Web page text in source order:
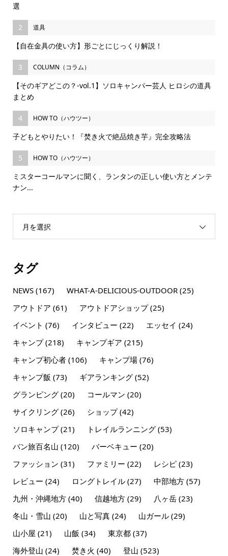
選
2 道具
【自在金具の使い方】形ごとにじっくり解説！
3 COLUMN（コラム）
【そのギアどこの？-vol.1】ソロキャンパー芸人 ヒロシの道具
まとめ
4 HOW TO（ハウツー）
子どもとやりたい！『焚き火で絶品焼き芋』完全攻略法
5 HOW TO（ハウツー）
ミスターコールマンに聞く、ランタンの正しい使い方とメンテ
ナン...
月を選択
タグ
NEWS(167) WHAT-A-DELICIOUS-OUTDOOR(25)
アウトドア (61) アウトドアショップ(25)
イベント (76) インタビュー (22) エッセイ (24)
キャンプ(218) キャンプギア (215)
キャンプ初心者(106) キャンプ場(76)
キャンプ飯 (73) ギアランキング(52)
グランピング(20) コールマン (20)
サイクリング(26) ショップ(42)
ソロキャンプ(21) トレイルランニング(53)
バン旅百名山 (120) バーベキュー (20)
ファッション (31) ファミリー (22) レシピ(23)
レビュー (24) ロングトレイル(27) 中部地方(57)
九州・沖縄地方(40) 信越地方(29) 八ヶ岳(23)
冬山・雪山 (20) 山と写真(24) 山ガール(29)
山小屋 (21) 山飯 (34) 東京都(37)
海外登山 (24) 焚き火 (40) 登山 (523)